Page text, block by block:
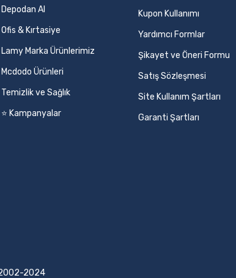
Depodan Al
Ofis & Kırtasiye
Lamy Marka Ürünlerimiz
Mcdodo Ürünleri
Temizlik ve Sağlık
⭐ Kampanyalar
Kupon Kullanımı
Yardımcı Formlar
Şikayet ve Öneri Formu
Satış Sözleşmesi
Site Kullanım Şartları
Garanti Şartları
2002-2024